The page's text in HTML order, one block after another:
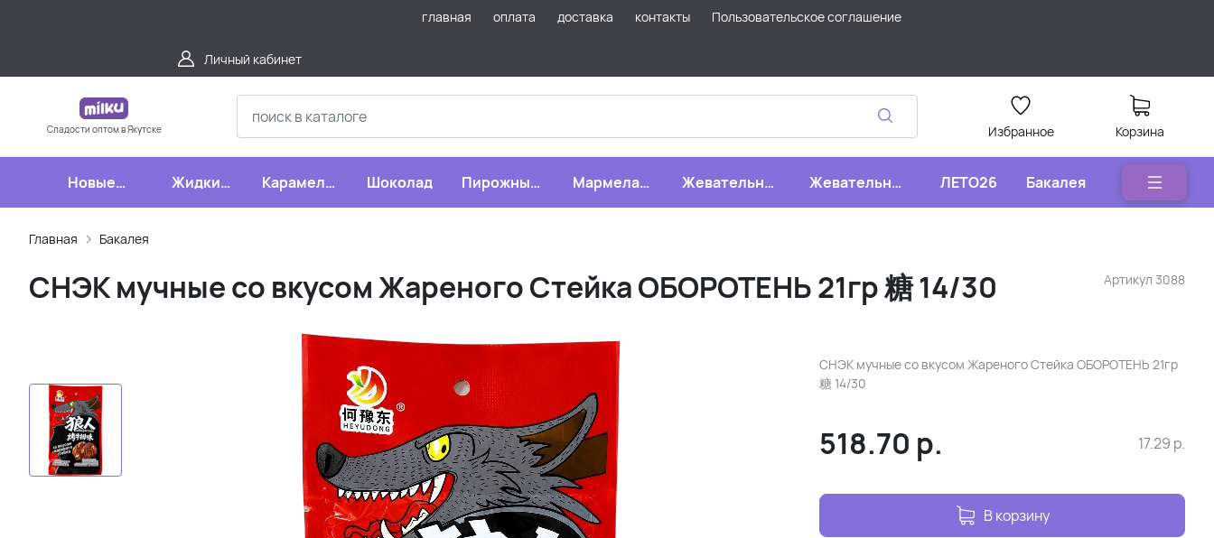
главная оплата доставка контакты Пользовательское соглашение
Личный кабинет
Сладости оптом в Якутске Избранное Корзина
Новые
поступления
Жидкие
конфеты
Карамель,
леденцы,
Шоколад
Пирожные,
бисквиты,
Мармелад,
зефир,
Жевательная
резинка
Жевательные
конфеты
ЛЕТО26 Бакалея
Главная Бакалея
Артикул 3088
СНЭК мучные со вкусом Жареного Стейка ОБОРОТЕНЬ 21гр 糖 14/30
СНЭК мучные со вкусом Жареного Стейка ОБОРОТЕНЬ 21гр
糖 14/30
518.70 р. 17.29 р.
В корзину